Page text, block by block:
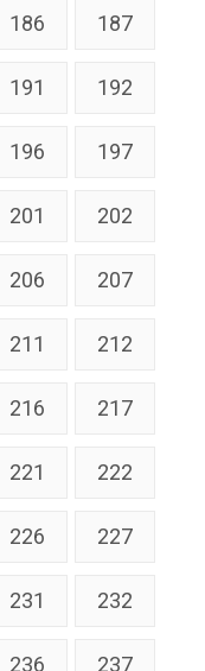
186 187
191 192
196 197
201 202
206 207
211 212
216 217
221 222
226 227
231 232
236 237